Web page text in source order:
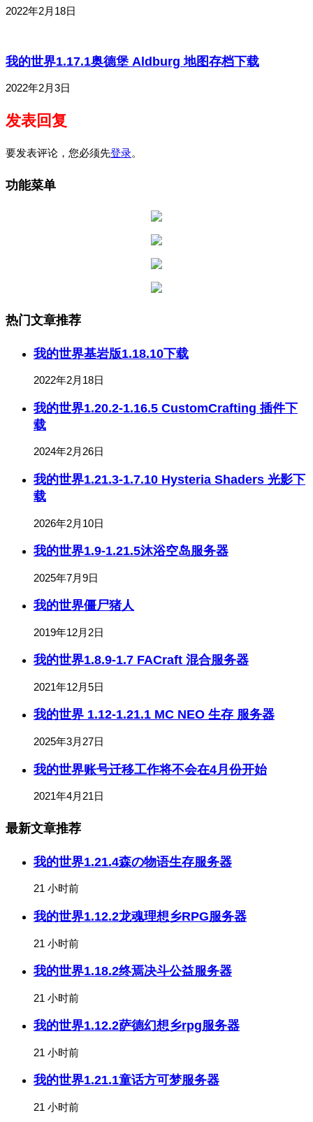
2022年2月18日
我的世界1.17.1奥德堡 Aldburg 地图存档下载
2022年2月3日
发表回复
要发表评论，您必须先登录。
功能菜单
热门文章推荐
我的世界基岩版1.18.10下载
2022年2月18日
我的世界1.20.2-1.16.5 CustomCrafting 插件下
载
2024年2月26日
我的世界1.21.3-1.7.10 Hysteria Shaders 光影下
载
2026年2月10日
我的世界1.9-1.21.5沐浴空岛服务器
2025年7月9日
我的世界僵尸猪人
2019年12月2日
我的世界1.8.9-1.7 FACraft 混合服务器
2021年12月5日
我的世界 1.12-1.21.1 MC NEO 生存 服务器
2025年3月27日
我的世界账号迁移工作将不会在4月份开始
2021年4月21日
最新文章推荐
我的世界1.21.4森の物语生存服务器
21 小时前
我的世界1.12.2龙魂理想乡RPG服务器
21 小时前
我的世界1.18.2终焉决斗公益服务器
21 小时前
我的世界1.12.2萨德幻想乡rpg服务器
21 小时前
我的世界1.21.1童话方可梦服务器
21 小时前